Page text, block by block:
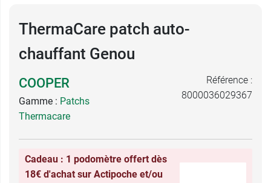
ThermaCare patch auto-
chauffant Genou
COOPER
Gamme : Patchs
Thermacare
Référence :
8000036029367
Cadeau : 1 podomètre offert dès
18€ d'achat sur Actipoche et/ou